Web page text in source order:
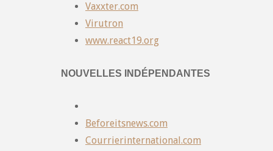
Vaxxter.com
Virutron
www.react19.org
NOUVELLES INDÉPENDANTES
Beforeitsnews.com
Courrierinternational.com